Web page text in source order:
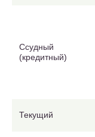
Ссудный
(кредитный)
Текущий